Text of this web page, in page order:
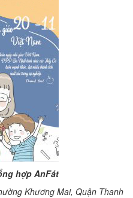
hợp AnFát
Khương Mai, Quận Thanh